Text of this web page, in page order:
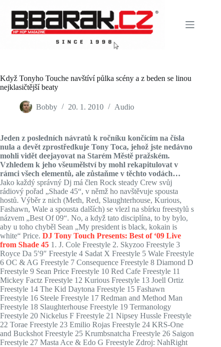
content
Když Tonyho Touche navštíví půlka scény a z beden se linou
nejklasičtější beaty
Bobby 20. 1. 2010 Audio
Jeden z posledních návratů k ročníku končícím na čísla
nula a devět zprostředkuje Tony Toca, jehož jste nedávno
mohli vidět deejayovat na Starém Městě pražském.
Vzhledem k jeho všeumělství by mohl rekapitulovat v
rámci všech elementů, ale zůstaňme v těchto vodách…
Jako každý správný Dj má člen Rock steady Crew svůj
rádiový pořad „Shade 45“, v němž ho navštěvuje spousta
hostů. Výběr z nich (Meth, Red, Slaughterhouse, Kurious,
Fashawn, Wale a spousta dalších) se vlezl na sbírku freestylů s
názvem „Best Of 09“. No, a když tato disciplína, to by bylo,
aby u toho chyběl Sean „My president is black, kokain is
white“ Price. DJ Tony Touch Presents: Best of ‘09 Live
from Shade 45 1. J. Cole Freestyle 2. Skyzoo Freestyle 3
Royce Da 5′9″ Freestyle 4 Sadat X Freestyle 5 Wale Freestyle
6 OC & AG Freestyle 7 Consequence Freestyle 8 Diamond D
Freestyle 9 Sean Price Freestyle 10 Red Cafe Freestyle 11
Mickey Factz Freestyle 12 Kurious Freestyle 13 Joell Ortiz
Freestyle 14 The Kid Daytona Freestyle 15 Fashawn
Freestyle 16 Steele Freestyle 17 Redman and Method Man
Freestyle 18 Slaughterhouse Freestyle 19 Termanology
Freestyle 20 Nickelus F Freestyle 21 Nipsey Hussle Freestyle
22 Torae Freestyle 23 Emilio Rojas Freestyle 24 KRS-One
and Buckshot Freestyle 25 Krumbsnatcha Freestyle 26 Saigon
Freestyle 27 Masta Ace & Edo G Freestyle Zdroj: NahRight